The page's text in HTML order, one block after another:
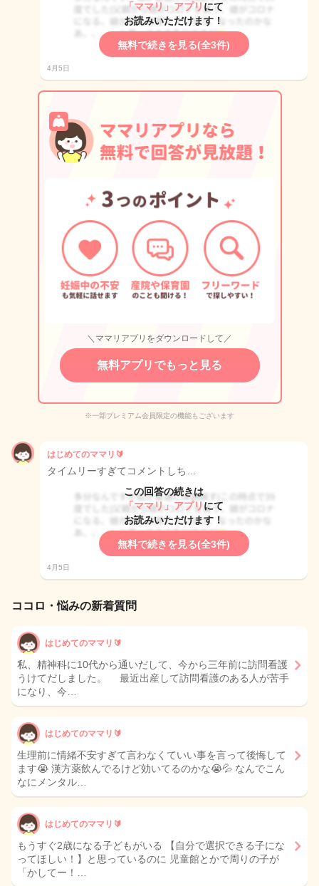
「ママリ」アプリ にて
お読みいただけます！
無料で続きを見る(全3件)
4月5日
＼ママリアプリをダウンロードして／
無料アプリでもっと見る
※一部プレミアム会員限定の機能もございます
はじめてのママリ🔰
タイムリーすぎてコメントしち…
この回答の続きは
「ママリ」アプリ にて
お読みいただけます！
無料で続きを見る(全3件)
4月5日
ココロ・悩みの新着質問
はじめてのママリ🔰
私、精神科に10代から通いだして、今から三年前に訪問看護
うけてだしました。 最近出産して訪問看護のある人が苦手
になり、今…
はじめてのママリ🔰
生理前に情緒不安すぎて言わなくていい事を言って後悔して
ます😭 漢方薬飲んでるけど効いてるのかな😭💦 なんでこん
なにメンタル…
はじめてのママリ🔰
もうすぐ2歳になる子どもがいる 【自分で選択できる子にな
ってほしい！】と思っているのに 児童館とかで周りの子が
「かしてー！…